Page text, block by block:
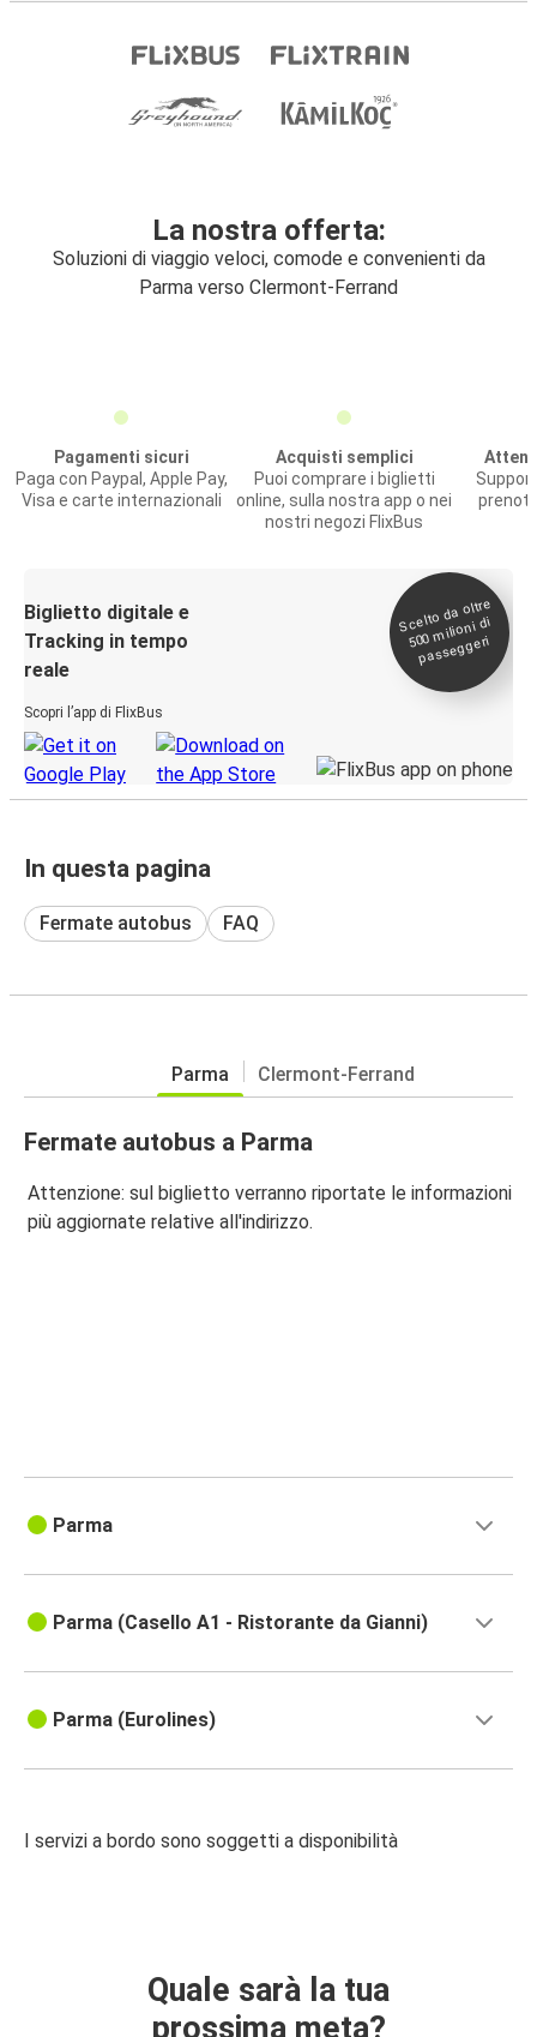
La nostra offerta:
Soluzioni di viaggio veloci, comode e convenienti da
Parma verso Clermont-Ferrand
Pagamenti sicuri
Paga con Paypal, Apple Pay,
Visa e carte internazionali
Acquisti semplici
Puoi comprare i biglietti
online, sulla nostra app o nei
nostri negozi FlixBus
Biglietto digitale e
Tracking in tempo
reale
Scopri l’app di FlixBus
Scelto da oltre
500
milioni di
passeggeri
In questa pagina
Fermate autobus FAQ
Parma Clermont-Ferrand
Fermate autobus a Parma
Attenzione: sul biglietto verranno riportate le informazioni
più aggiornate relative all'indirizzo.
Parma
Parma (Casello A1 - Ristorante da Gianni)
Parma (Eurolines)
I servizi a bordo sono soggetti a disponibilità
Quale sarà la tua
prossima meta?